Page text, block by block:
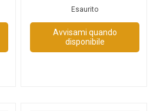
Esaurito
Avvisami quando
disponibile